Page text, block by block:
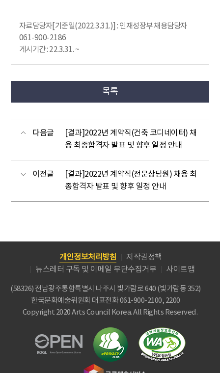
자료담당자[기준일(2022.3.31.)] : 인재성장부 채용담당자
061-900-2186
게시기간 : 22.3.31. ~
목록
다음글
[결과]2022년 계약직(건축 코디네이터) 채
용 최종합격자 발표 및 향후 일정 안내
이전글
[결과]2022년 계약직(전문상담원) 채용 최
종합격자 발표 및 향후 일정 안내
개인정보처리방침
저작권정책
뉴스레터 구독 및 이메일 무단수집거부
사이트맵
(58326) 전남광주통합특별시 나주시 빛가람로 640 (빛가람동 352)
한국문화예술위원회 대표전화 061-900-2100, 2200
Copyright 2020 Arts Council Korea. All Rights Reserved.